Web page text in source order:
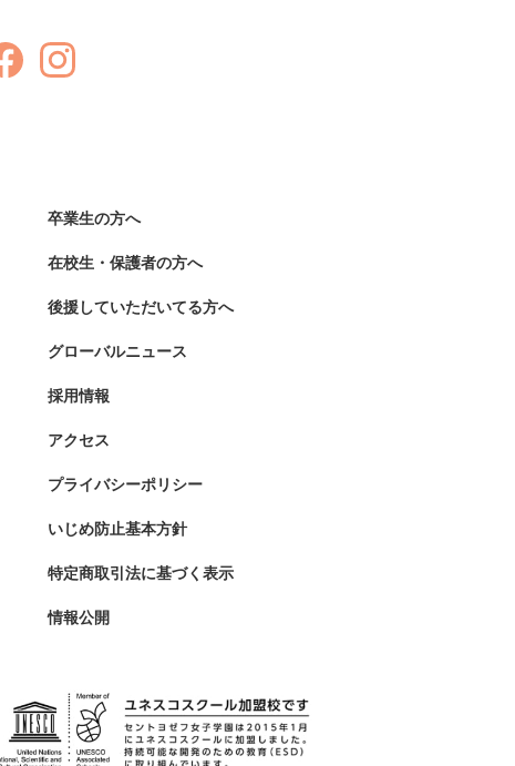
卒業生の方へ
在校生・保護者の方へ
後援していただいてる方へ
グローバルニュース
採用情報
アクセス
プライバシーポリシー
いじめ防止基本方針
特定商取引法に基づく表示
情報公開